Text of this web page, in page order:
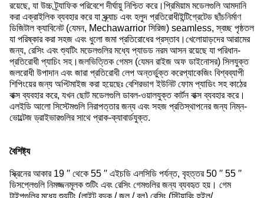
রয়েছে, যা উচ্চ ট্র্যাফিক পরিবেশে দীর্ঘায়ু নিশ্চিত করে।প্রিমিয়াম মডেলগুলি আমদানি
করা এক্রাইলিক ব্যবহার করে যা স্ক্র্যাচ এবং হলুদ প্রতিরোধীইন্টিগ্রেটেড ছাঁচনির্মাণ
ডিজিটাল ক্যাবিনেট (যেমন, Mechawarrior সিরিজ) seamless, স্বচ্ছ পৃষ্ঠতল
যা পরিষ্কার করা সহজ এবং ধুলো জমা প্রতিরোধের প্রস্তাব।খেলোয়াড়দের আরামের
জন্য, রেসিং এবং শ্যুটিং মডেলগুলির মধ্যে প্যাডড নরম আসন রয়েছে যা পরিধান-
প্রতিরোধী প্যাচিং সহ।জলভিত্তিক গেমস (যেমন রাইজ অফ ডাইনোসর) সিলযুক্ত
জলরোধী উপাদান এবং জারা প্রতিরোধী লেপ অন্তর্ভুক্ত করেপ্যাকেজিং বিশ্বব্যাপী
শিপিংয়ের জন্য অপ্টিমাইজ করা হয়েছেঃ বেশিরভাগ ইউনিট ফোম প্যাডিং সহ কাঠের
বাক্স ব্যবহার করে, যখন ছোট মডেলগুলি ডাবল-ওয়ালযুক্ত কার্টন বাক্স ব্যবহার করে।
এলইডি আলো সিস্টেমগুলি নিরাপত্তার জন্য এবং সহজ প্রতিস্থাপনের জন্য নিম্ন-
ভোল্টেজ ড্রাইভারগুলির সাথে প্রাক-ক্যাবার্ডযুক্ত.
বৈশিষ্ট্য
স্ক্রিনের আকার 19 ′′ থেকে 55 ′′ এইচডি এলসিডি পর্যন্ত, বৃহত্তর 50 ′′ 55 ′′
ডিসপ্লেগুলি নিমজ্জনমূলক শুটিং এবং রেসিং গেমগুলির জন্য ব্যবহৃত হয়। গেম
টাইপগুলির মধ্যে শ্যুটিং (লাইট বন্দুক / জল / বল),রেসিং (স্টিয়ারিং হুইল/